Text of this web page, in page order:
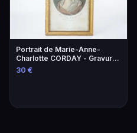
Portrait de Marie-Anne-
Charlotte CORDAY - Gravure
historique
30 €